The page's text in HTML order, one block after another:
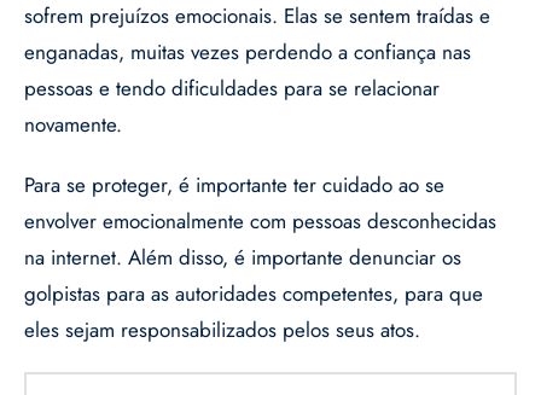
sofrem prejuízos emocionais. Elas se sentem traídas e
enganadas, muitas vezes perdendo a confiança nas
pessoas e tendo dificuldades para se relacionar
novamente.
Para se proteger, é importante ter cuidado ao se
envolver emocionalmente com pessoas desconhecidas
na internet. Além disso, é importante denunciar os
golpistas para as autoridades competentes, para que
eles sejam responsabilizados pelos seus atos.